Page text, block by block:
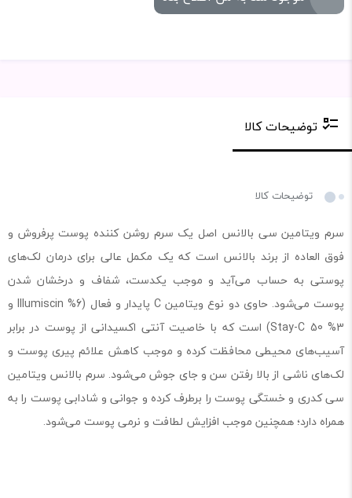
توضیحات کالا
توضیحات کالا
سرم ویتامین سی بالانس اصل یک سرم روشن کننده پوست پرفروش و
فوق العاده از برند بالانس است که یک مکمل عالی برای درمان لک‌های
پوستی به حساب می‌آید و موجب یکدست، شفاف و درخشان شدن
پوست می‌شود. حاوی دو نوع ویتامین C پایدار و فعال (6% Illumiscin و
3% Stay-C 50) است که با خاصیت آنتی اکسیدانی از پوست در برابر
آسیب‌های محیطی محافظت کرده و موجب کاهش علائم پیری پوست و
لک‌های ناشی از بالا رفتن سن و جای جوش می‌شود. سرم بالانس ویتامین
سی کدری و خستگی پوست را برطرف کرده و جوانی و شادابی پوست را به
همراه دارد؛ همچنین موجب افزایش لطافت و نرمی پوست می‌شود.